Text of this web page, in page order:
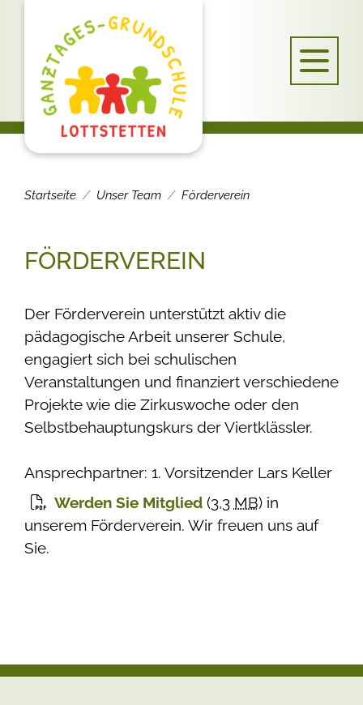
Startseite Unser Team Förderverein
FÖRDERVEREIN
Der Förderverein unterstützt aktiv die
pädagogische Arbeit unserer Schule,
engagiert sich bei schulischen
Veranstaltungen und finanziert verschiedene
Projekte wie die Zirkuswoche oder den
Selbstbehauptungskurs der Viertklässler.
Ansprechpartner: 1. Vorsitzender Lars Keller
Werden Sie Mitglied(3,3 MB)in
unserem Förderverein. Wir freuen uns auf
Sie.